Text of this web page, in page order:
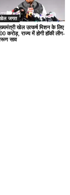
जगत
खेल उत्कर्ष मिशन के लिए
करोड़, राज्य में होगी हॉकी लीग-
साव